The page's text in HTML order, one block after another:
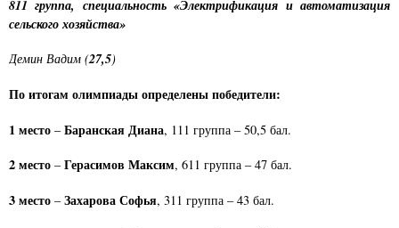
811 группа, специальность «Электрификация и автоматизация
сельского хозяйства»
Демин Вадим (27,5)
По итогам олимпиады определены победители:
1 место –Баранская Диана, 111 группа – 50,5 бал.
2 место –Герасимов Максим, 611 группа – 47 бал.
3 место –Захарова Софья, 311 группа – 43 бал.